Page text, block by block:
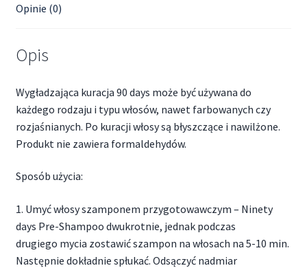
Opinie (0)
Opis
Wygładzająca kuracja 90 days może być używana do
każdego rodzaju i typu włosów, nawet farbowanych czy
rozjaśnianych. Po kuracji włosy są błyszczące i nawilżone.
Produkt nie zawiera formaldehydów.
Sposób użycia:
1. Umyć włosy szamponem przygotowawczym – Ninety
days Pre-Shampoo dwukrotnie, jednak podczas
drugiego mycia zostawić szampon na włosach na 5-10 min.
Następnie dokładnie spłukać. Odsączyć nadmiar